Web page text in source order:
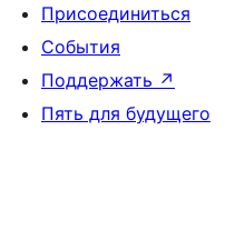
Присоединиться
События
Поддержать ↗
Пять для будущего